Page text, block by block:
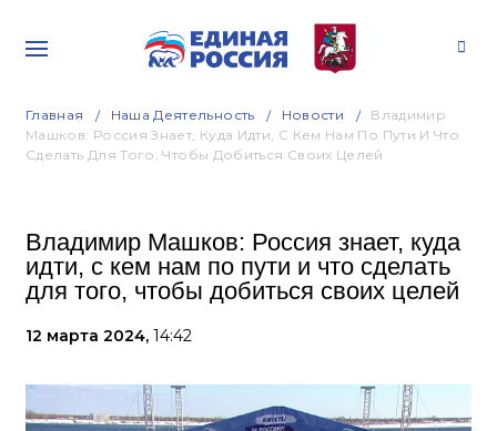
Главная Наша Деятельность Новости
Владимир
Машков: Россия Знает, Куда Идти, С Кем Нам По Пути И Что
Сделать Для Того, Чтобы Добиться Своих Целей
Владимир Машков: Россия знает, куда
идти, с кем нам по пути и что сделать
для того, чтобы добиться своих целей
12 марта 2024, 14:42